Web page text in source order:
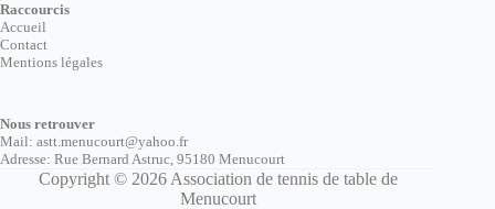
Raccourcis
Accueil
Contact
Mentions légales
Nous retrouver
Mail: astt.menucourt@yahoo.fr
Adresse: Rue Bernard Astruc, 95180 Menucourt
Copyright © 2026 Association de tennis de table de
Menucourt